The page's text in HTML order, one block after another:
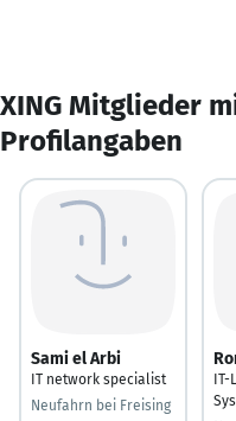
XING Mitglieder
Profilangaben
Sami el Arbi
IT network specialist
Neufahrn bei Freising
IT-